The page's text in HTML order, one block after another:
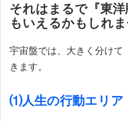
それはまるで『東
もいえるかもしれ
宇宙盤では、大きく分けて
きます。
⑴人生の行動エリア